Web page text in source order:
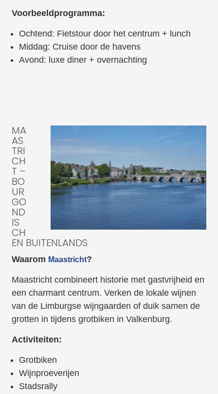
Voorbeeldprogramma:
Ochtend: Fietstour door het centrum + lunch
Middag: Cruise door de havens
Avond: luxe diner + overnachting
MA
AS
TRI
CH
T –
BO
UR
GO
ND
IS
CH
EN BUITENLANDS
Waarom Maastricht?
Maastricht combineert historie met gastvrijheid en
een charmant centrum. Verken de lokale wijnen
van de Limburgse wijngaarden of duik samen de
grotten in tijdens grotbiken in Valkenburg.
Activiteiten:
Grotbiken
Wijnproeverijen
Stadsrally